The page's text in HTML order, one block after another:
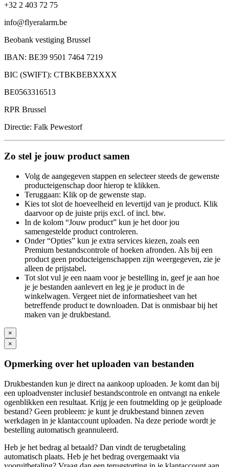
+32 2 403 72 75
info@flyeralarm.be
Beobank vestiging Brussel
IBAN: BE39 9501 7464 7219
BIC (SWIFT): CTBKBEBXXXX
BE0563316513
RPR Brussel
Directie: Falk Pewestorf
Zo stel je jouw product samen
Volg de aangegeven stappen en selecteer steeds de gewenste
producteigenschap door hierop te klikken.
Teruggaan: Klik op de gewenste stap.
Kies tot slot de hoeveelheid en levertijd van je product. Klik
daarvoor op de juiste prijs excl. of incl. btw.
In de kolom “Jouw product” kun je het door jou
samengestelde product controleren.
Onder “Opties” kun je extra services kiezen, zoals een
Premium bestandscontrole of hoeken afronden. Als bij een
product geen producteigenschappen zijn weergegeven, zie je
alleen de prijstabel.
Tot slot vul je een naam voor je bestelling in, geef je aan hoe
je je bestanden aanlevert en leg je je product in de
winkelwagen. Vergeet niet de informatiesheet van het
betreffende product te downloaden. Dat is onmisbaar bij het
maken van je drukbestand.
×
×
Opmerking over het uploaden van bestanden
Drukbestanden kun je direct na aankoop uploaden. Je komt dan bij
een uploadvenster inclusief bestandscontrole en ontvangt na enkele
ogenblikken een resultaat. Krijg je een foutmelding op je geüploade
bestand? Geen probleem: je kunt je drukbestand binnen zeven
werkdagen in je klantaccount uploaden. Na deze periode wordt je
bestelling automatisch geannuleerd.
Heb je het bedrag al betaald? Dan vindt de terugbetaling
automatisch plaats. Heb je het bedrag overgemaakt via